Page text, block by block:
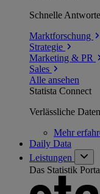
Schnelle
Marktforschung
Strategie
Marketing & PR
Sales
Alle ansehen
Statista Connect
Verlässliche
Mehr
Daily Data
Leistungen
Das Statistik